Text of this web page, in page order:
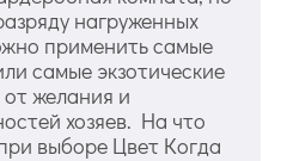
нагруженных
применить самые
самые экзотические
от желания и
хозяев. На что
выборе Цвет Когда